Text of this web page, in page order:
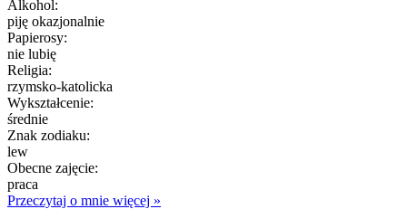
Alkohol:
piję okazjonalnie
Papierosy:
nie lubię
Religia:
rzymsko-katolicka
Wykształcenie:
średnie
Znak zodiaku:
lew
Obecne zajęcie:
praca
Przeczytaj o mnie więcej »